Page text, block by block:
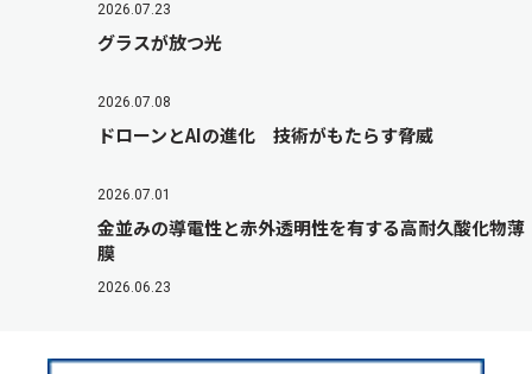
2026.07.23
グラスが放つ光
2026.07.08
ドローンとAIの進化 技術がもたらす脅威
2026.07.01
金並みの導電性と赤外透明性を有する高耐久酸化物薄
膜
2026.06.23